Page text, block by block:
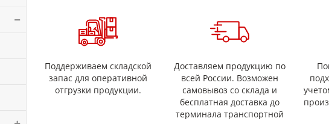
в производстве композиционных материалов.
Поддерживаем складской
запас для оперативной
отгрузки продукции.
Доставляем продукцию по
всей России. Возможен
самовывоз со склада и
бесплатная доставка до
терминала транспортной